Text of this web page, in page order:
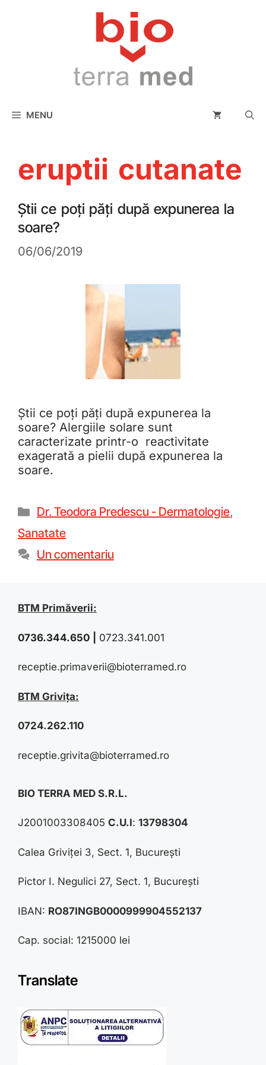
MENU
eruptii cutanate
Știi ce poți păți după expunerea la
soare?
06/06/2019
Știi ce poți păți după expunerea la
soare? Alergiile solare sunt
caracterizate printr-o reactivitate
exagerată a pielii după expunerea la
soare.
Dr. Teodora Predescu - Dermatologie,
Sanatate
Un comentariu
BTM Primăverii:
0736.344.650 0723.341.001
receptie.primaverii@bioterramed.ro
BTM Grivița:
0724.262.110
receptie.grivita@bioterramed.ro
BIO TERRA MED S.R.L.
J2001003308405 C.U.I: 13798304
Calea Griviței 3, Sect. 1, București
Pictor I. Negulici 27, Sect. 1, București
IBAN: RO87INGB0000999904552137
Cap. social: 1215000 lei
Translate